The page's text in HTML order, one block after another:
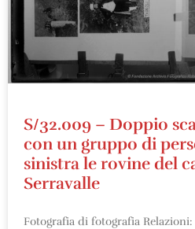
S/32.009 – Doppio
con un gruppo di
sinistra le rovine del
Serravalle
Fotografia di fotografia